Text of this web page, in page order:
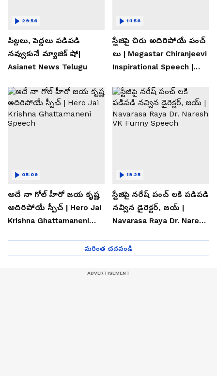
పిల్లలు, పెద్దలు పడిపడి
నవ్వుకునే మ్యాజిక్ షో|
Asianet News Telugu
29:56
స్టేజిపై చిరు అదిరిపోయే పంచ్
లు | Megastar Chiranjeevi
Inspirational Speech |
14:56
అదే నా గోల్ హీరో జయ కృష్ణ
అదిరిపోయే స్పీచ్ | Hero Jai
Krishna Ghattamaneni
05:09
స్టేజిపై నరేష్ పంచ్ లకి పడిపడి
నవ్విన డైరెక్టర్, జయ్ |
Navarasa Raya Dr. Naresh
19:25
మరింత చదవండి